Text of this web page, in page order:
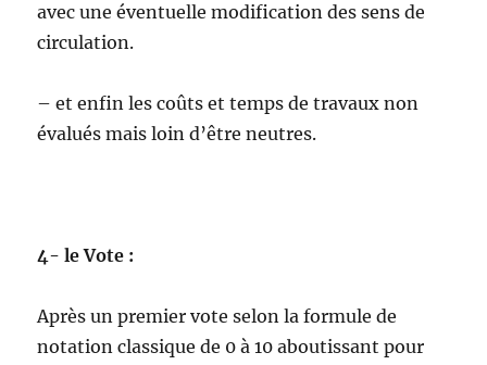
avec une éventuelle modification des sens de
circulation.
– et enfin les coûts et temps de travaux non
évalués mais loin d’être neutres.
4- le Vote :
Après un premier vote selon la formule de
notation classique de 0 à 10 aboutissant pour